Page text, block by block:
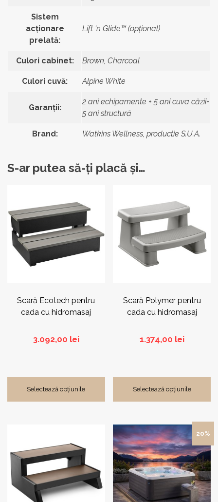
Sistem
acționare
prelată:
Lift ‘n Glide™ (opţional)
Culori cabinet: Brown, Charcoal
Culori cuvă: Alpine White
Garanții:
2 ani echipamente + 5 ani cuva căzii+
5 ani structură
Brand: Watkins Wellness, productie S.U.A.
S-ar putea să-ți placă și…
Scară Ecotech pentru
cada cu hidromasaj
3.092,00 lei
Selectează opțiunile
are
mai
multe
variații.
Opțiunile
pagina
produsului.
Scară Polymer pentru
cada cu hidromasaj
1.374,00 lei
Selectează opțiunile
are
mai
multe
variații.
Opțiunile
pagina
produsului.
mai
multe
variații.
Opțiunile
20%